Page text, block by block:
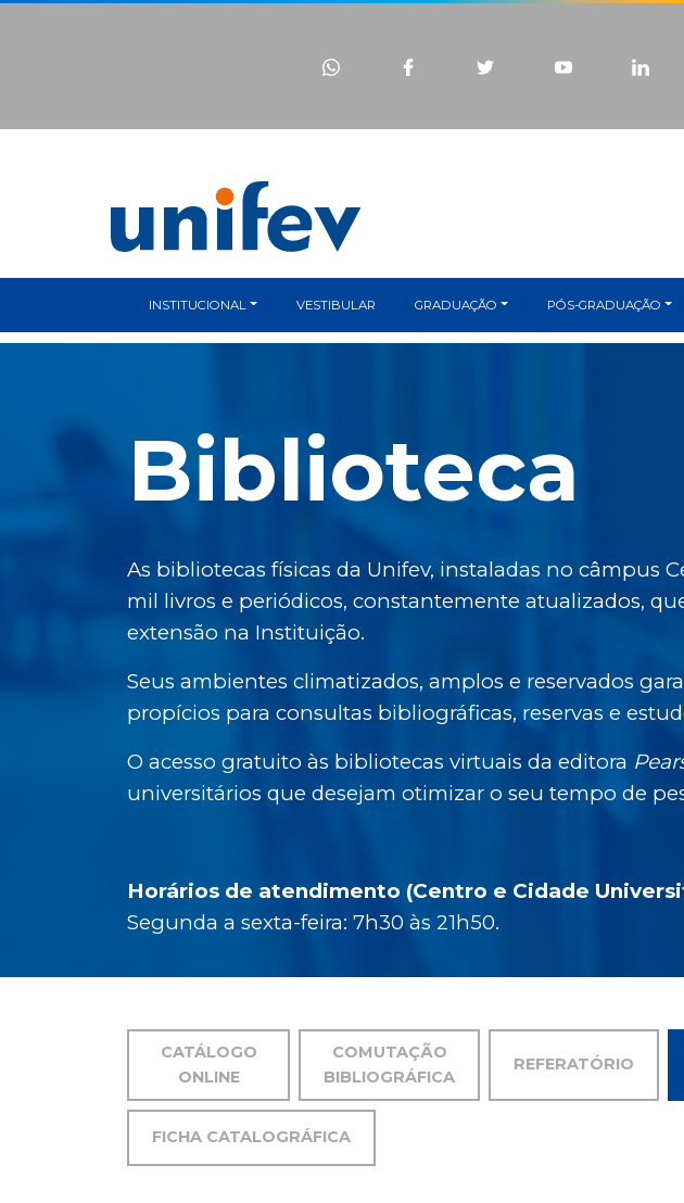
INSTITUCIONAL VESTIBULAR GRADUAÇÃO PÓS-GRADUAÇÃO
Biblioteca
As bibliotecas físicas da Unifev, instaladas no câmpus
mil livros e periódicos, constantemente atualizados,
extensão na Instituição.
Seus ambientes climatizados, amplos e reservados
propícios para consultas bibliográficas, reservas e
O acesso gratuito às bibliotecas virtuais da editora
universitários que desejam otimizar o seu tempo de
Horários de atendimento (Centro e Cidade
Segunda a sexta-feira: 7h30 às 21h50.
CATÁLOGO
ONLINE
COMUTAÇÃO
BIBLIOGRÁFICA
REFERATÓRIO
FICHA CATALOGRÁFICA